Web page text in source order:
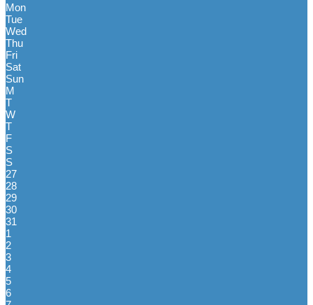
Mon
Tue
Wed
Thu
Fri
Sat
Sun
M
T
W
T
F
S
S
27
28
29
30
31
1
2
3
4
5
6